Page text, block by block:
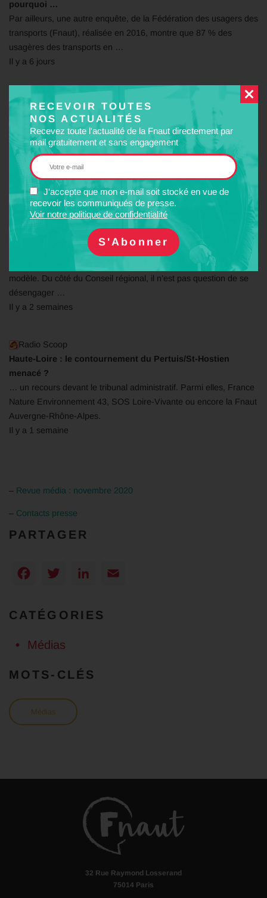
RECEVOIR TOUTES
NOS ACTUALITÉS
Recevez toute l'actualité de la Fnaut directement par
mail gratuitement et sans engagement
J'accepte que mon e-mail soit stocké en vue de
recevoir les communiqués de presse.
Voir notre politique de confidentialité
pourquoi …
Par ailleurs, une autre enquête, de la Fédération des usagers des
transports (Fnaut), réalisée en 2016, montre que 87 % des
usagères des transports en …
Il y a 6 jours
Weelz.fr
Déconfinement : La filière Vélo demande à l’Etat
d’investir …
mais également d’autres acteurs institutionnels comme
Greenpeace France, Réseau Action Climat, Fnaut… espèrent,
comme nous, que cette nouvelle période …
Il y a 1 semaine
Franceinfo
Economie : le confinement menace le TER en
» Cédric Journeau, président de la Fnaut BFC. Un nouveau
modèle. Du côté du Conseil régional, il n’est pas question de se
désengager …
Il y a 2 semaines
Radio Scoop
Haute-Loire : le contournement du Pertuis/St-Hostien
menacé ?
… un recours devant le tribunal administratif. Parmi elles, France
Nature Environnement 43, SOS Loire-Vivante ou encore la Fnaut
Auvergne-Rhône-Alpes.
Il y a 1 semaine
– Revue média : novembre 2020
– Contacts presse
PARTAGER
Facebook
TwitterLinkedIn
CATÉGORIES
Médias
MOTS-CLÉS
Médias
32 Rue Raymond Losserand
75014 Paris